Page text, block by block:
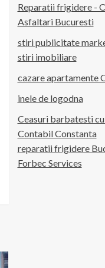
Reparatii frigidere -
Asfaltari Bucuresti
stiri publicitate
stiri imobiliare
cazare apartamente
inele de logodna
Ceasuri barbatesti
Contabil Constanta
reparatii frigidere
Forbec Services